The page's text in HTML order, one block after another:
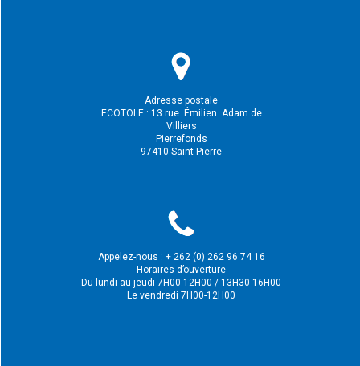
Adresse postale
ECOTOLE : 13 rue Émilien Adam de
Villiers
Pierrefonds
97410 Saint-Pierre
Appelez-nous : + 262 (0) 262 96 74 16
Horaires d’ouverture
Du lundi au jeudi 7H00-12H00 / 13H30-16H00
Le vendredi 7H00-12H00